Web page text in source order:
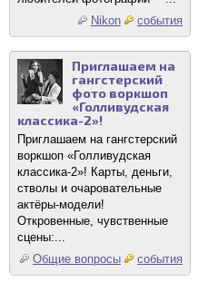
Nikon
события
Приглашаем на
гангстерский
фото воркшоп
«Голливудская
классика-2»!
Приглашаем на гангстерский
воркшоп «Голливудская
классика-2»! Карты, деньги,
стволы и очаровательные
актёры-модели!
Откровенные, чувственные
сцены:...
Общие вопросы
события